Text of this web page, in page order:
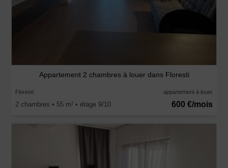
Appartement 2 chambres à louer dans Floresti
Floresti appartement à louer
2 chambres • 55 m2 • étage 9/10 600 €/mois